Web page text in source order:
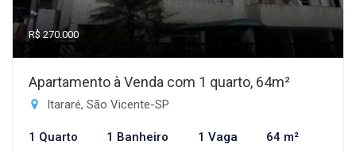
R$ 270.000
Apartamento à Venda com 1 quarto, 64m²
Itararé, São Vicente-SP
1 Quarto 1 Banheiro 1 Vaga 64 m²